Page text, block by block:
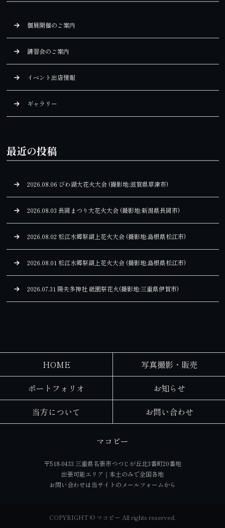
個展開催のご案内
講習会のご案内
イベント出店情報
ギャラリー
最近の投稿
2026.08.06 びわ湖大花火大会 (撮影地:滋賀県草津市)
2026.08.03 長岡まつり大花火大会 (撮影地:新潟県長岡市)
2026.08.02 松江水郷祭湖上花火大会 (撮影地:島根県松江市)
2026.08.01 松江水郷祭湖上花火大会 (撮影地:島根県松江市)
2026.07.31 陽夫多神社 祇園祭花火(撮影地:三重県伊賀市)
HOME
写真撮影・販売
ポートフォリオ
お知らせ
当方について
お問い合わせ
マコピー
〒518-0433 三重県名張市つつじが丘北3番町20番地
出張可能エリア｜本土のみで全国各地
お問い合わせは当サイトの メールフォームから
COPYRIGHT © マコピー All rights reserved.